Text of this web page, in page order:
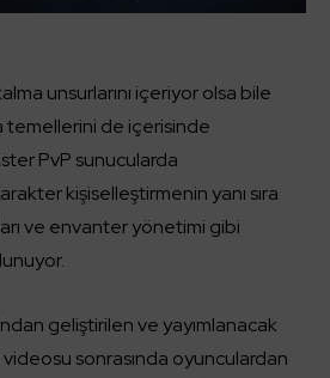
unsurlarını içeriyor olsa bile
temellerini de içerisinde
PvP sunucularda
kişiselleştirmenin yanı sıra
ve envanter yönetimi gibi
geliştirilen ve yayımlanacak
videosu sonrasında oyunculardan